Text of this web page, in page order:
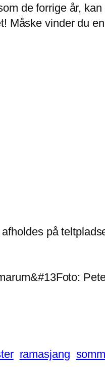
de forrige år,
vinder du
ramasjang